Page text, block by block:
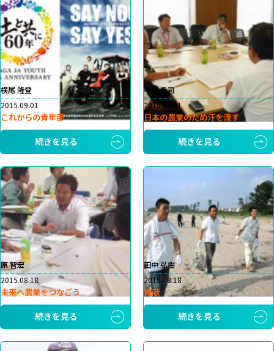
横尾 隆登
2015.09.01
これからの青年部
続きを見る
中村 幸司
2015.09.01
日本の農業のため汗を流す
続きを見る
原 智宏
2015.08.18
未来へ農業をつなごう
続きを見る
田中 弘樹
2015.08.18
貢献
続きを見る